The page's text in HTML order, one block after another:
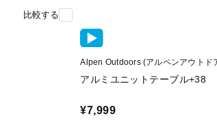
比較する
Alpen Outdoors (アルペンアウトド
アルミユニットテーブル+38
¥7,999